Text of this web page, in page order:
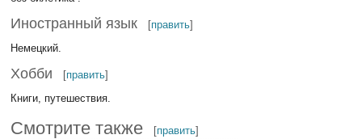
Иностранный язык [править]
Немецкий.
Хобби [править]
Книги, путешествия.
Смотрите также [править]